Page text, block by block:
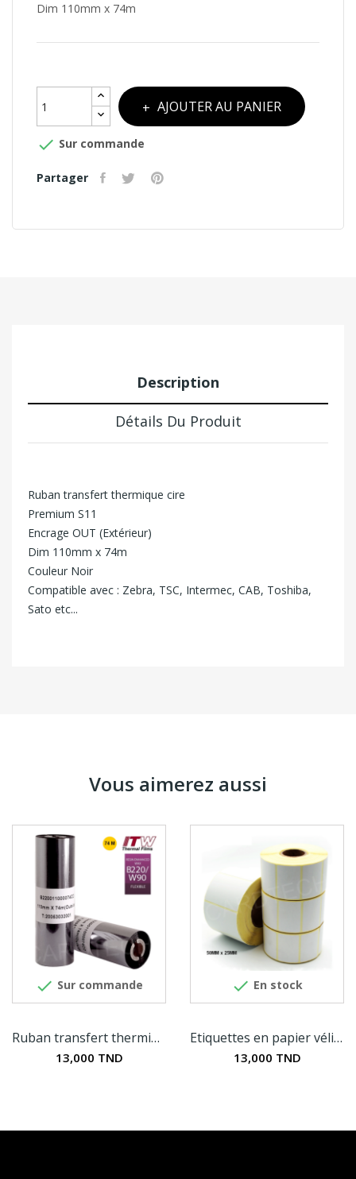
Dim 110mm x 74m
AJOUTER AU PANIER
 Sur commande
Partager
Description
Détails Du Produit
Ruban transfert thermique cire
Premium S11
Encrage OUT (Extérieur)
Dim 110mm x 74m
Couleur Noir
Compatible avec : Zebra, TSC, Intermec, CAB, Toshiba,
Sato etc...
Vous aimerez aussi
 Sur commande
Ruban transfert thermique ITW cire 110MM x 74M
13,000 TND
 En stock
Etiquettes en papier vélin blanc mat 50MM x 25MM
13,000 TND